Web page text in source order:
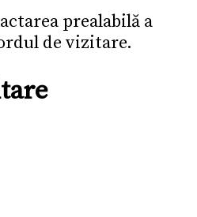
prealabilă a
de vizitare.